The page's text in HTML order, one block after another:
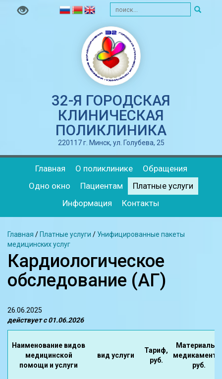
32-Я ГОРОДСКАЯ
КЛИНИЧЕСКАЯ
ПОЛИКЛИНИКА
220117 г. Минск, ул. Голубева, 25
Главная О поликлинике
Обращения
Одно окно
Пациентам
Платные услуги
Информация
Контакты
Главная / Платные услуги / Унифицированные пакеты
медицинских услуг
Кардиологическое
обследование (АГ)
26.06.2025
действует с 01.06.2026
Наименование видов
медицинской
помощи и услуги
вид услуги
Тариф,
руб.
Материалы и
руб.